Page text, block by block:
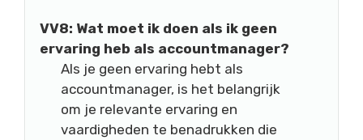
VV8: Wat moet ik doen als ik geen
ervaring heb als accountmanager?
Als je geen ervaring hebt als
accountmanager, is het belangrijk
om je relevante ervaring en
vaardigheden te benadrukken die